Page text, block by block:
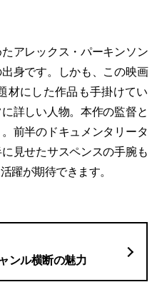
アレックス・パーキンソン
身です。しかも、この映画
材にした作品も手掛けてい
詳しい人物。本作の監督と
前半のドキュメンタリータ
見せたサスペンスの手腕も
躍が期待できます。
ンル横断の魅力